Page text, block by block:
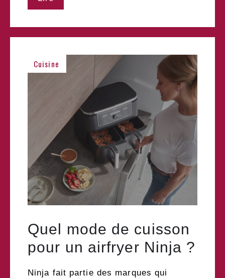
Cuisine
Quel mode de cuisson
pour un airfryer Ninja ?
Ninja fait partie des marques qui